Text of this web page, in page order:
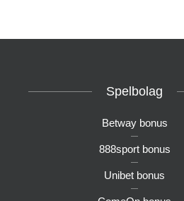
Spelbolag
Betway bonus
888sport bonus
Unibet bonus